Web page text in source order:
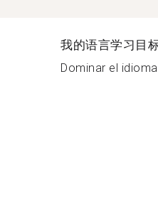
我的语言学习目
Dominar el idioma